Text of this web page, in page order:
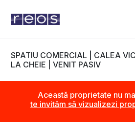
SPATIU COMERCIAL | CALEA
LA CHEIE | VENIT PASIV
Această proprietate nu
te invităm să vizualizezi